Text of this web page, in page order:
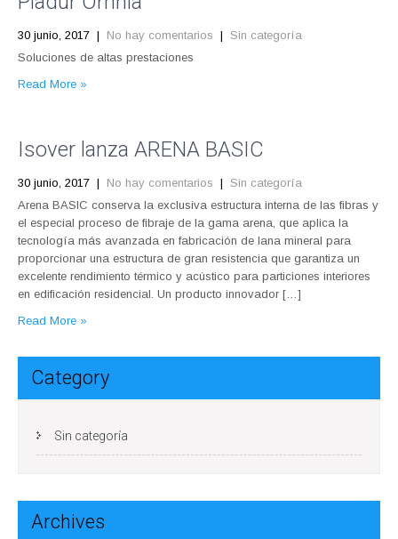
30 junio, 2017 | No hay comentarios | Sin categoría
Soluciones de altas prestaciones
Read More »
Isover lanza ARENA BASIC
30 junio, 2017 | No hay comentarios | Sin categoría
Arena BASIC conserva la exclusiva estructura interna de las fibras y
el especial proceso de fibraje de la gama arena, que aplica la
tecnología más avanzada en fabricación de lana mineral para
proporcionar una estructura de gran resistencia que garantiza un
excelente rendimiento térmico y acústico para particiones interiores
en edificación residencial. Un producto innovador […]
Read More »
Category
Sin categoría
Archives